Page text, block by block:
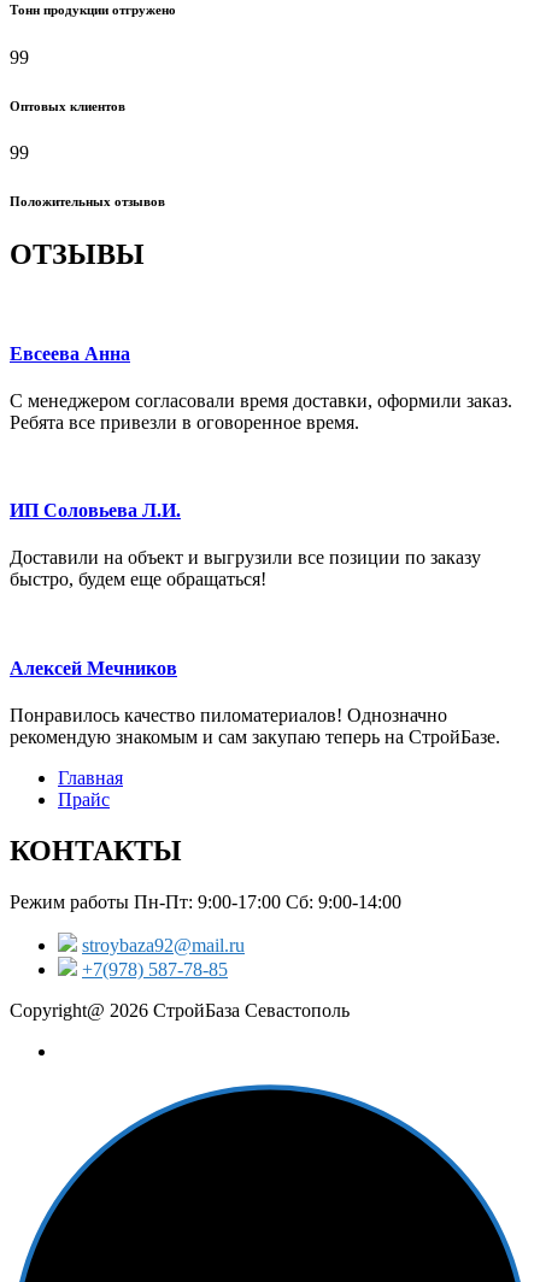
Тонн продукции отгружено
99
Оптовых клиентов
99
Положительных отзывов
ОТЗЫВЫ
Евсеева Анна
С менеджером согласовали время доставки, оформили заказ.
Ребята все привезли в оговоренное время.
ИП Соловьева Л.И.
Доставили на объект и выгрузили все позиции по заказу
быстро, будем еще обращаться!
Алексей Мечников
Понравилось качество пиломатериалов! Однозначно
рекомендую знакомым и сам закупаю теперь на СтройБазе.
Главная
Прайс
КОНТАКТЫ
Режим работы Пн-Пт: 9:00-17:00 Сб: 9:00-14:00
stroybaza92@mail.ru
+7(978) 587-78-85
Copyright@ 2026 СтройБаза Севастополь